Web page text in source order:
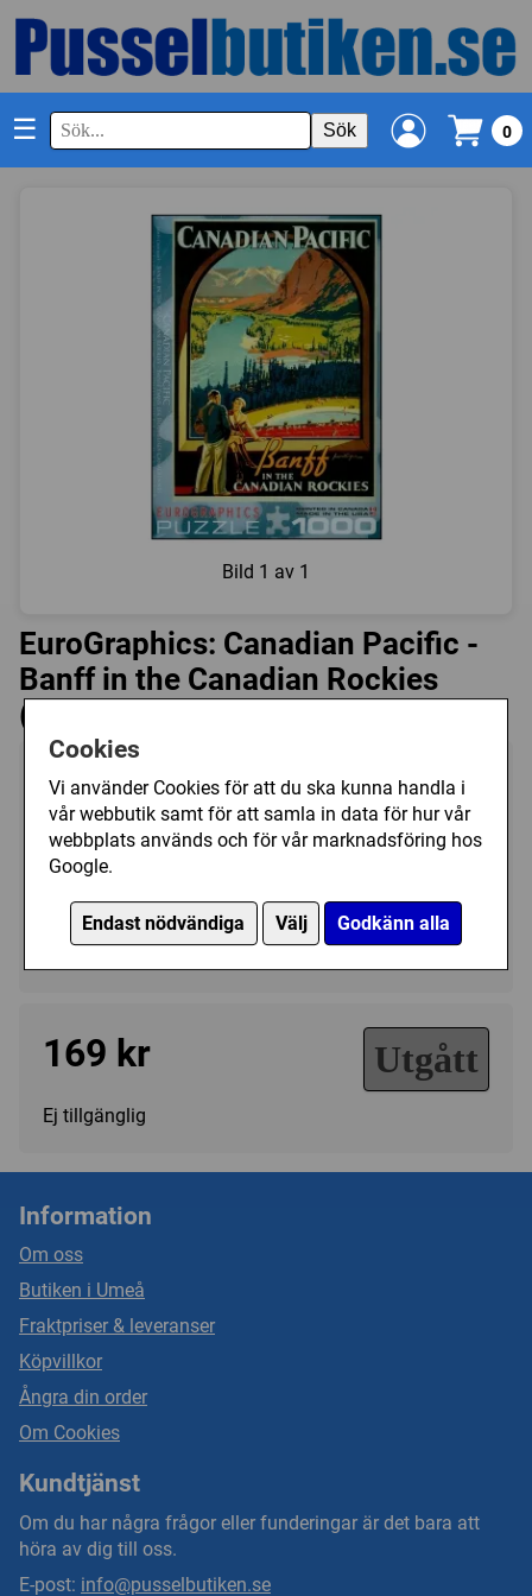
Cookies
Vi använder Cookies för att du ska kunna handla i
vår webbutik samt för att samla in data för hur vår
webbplats används och för vår marknadsföring hos
Google.
Endast nödvändiga Välj Godkänn alla
☰ Sök 0
Bild 1 av 1
EuroGraphics: Canadian Pacific -
Banff in the Canadian Rockies
(1000)
Tillverkare:
EuroGraphics
Antal bitar:1000
Storlek:49 x 68 cm
Kategori(er):
169 kr Utgått
Ej tillgänglig
Information
Om oss
Butiken i Umeå
Fraktpriser & leveranser
Köpvillkor
Ångra din order
Om Cookies
Kundtjänst
Om du har några frågor eller funderingar är det bara att
höra av dig till oss.
E-post: info@pusselbutiken.se